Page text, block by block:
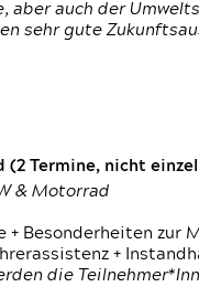
aber auch der
sehr gute
(2 Termine, nicht
& Motorrad
+ Besonderheiten
+
die